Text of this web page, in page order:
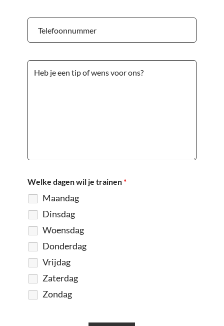
Welke dagen wil je trainen*
Maandag
Dinsdag
Woensdag
Donderdag
Vrijdag
Zaterdag
Zondag